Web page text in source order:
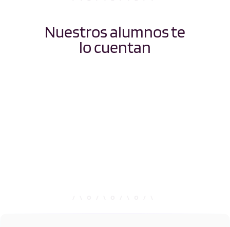
Nuestros alumnos te
lo cuentan